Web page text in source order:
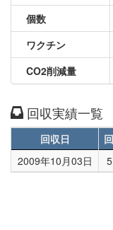
個数
ワクチン
CO2削減量
回収実績一覧
回収日
2009年10月03日